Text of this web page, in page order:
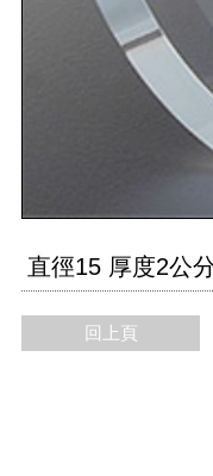
直徑15 厚度2公
回上頁